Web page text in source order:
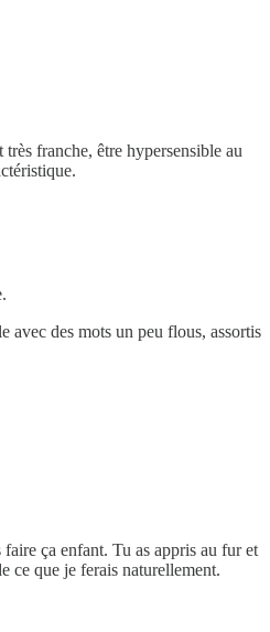
franche, être hypersensible au
avec des mots un peu flous, assortis
ça enfant. Tu as appris au fur et
ce que je ferais naturellement.